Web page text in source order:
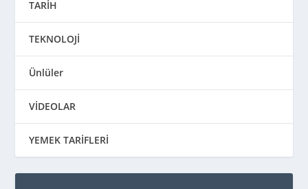
TARİH
TEKNOLOJİ
Ünlüler
VİDEOLAR
YEMEK TARİFLERİ